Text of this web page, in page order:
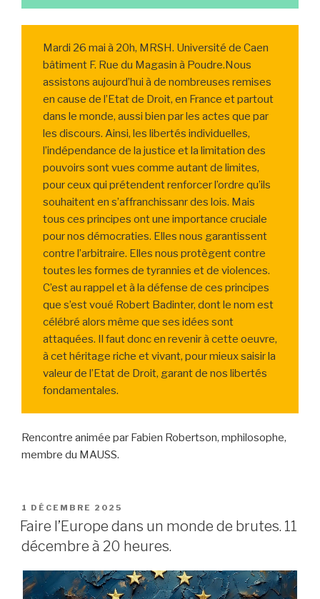
Mardi 26 mai à 20h, MRSH. Université de Caen
bâtiment F. Rue du Magasin à Poudre.Nous
assistons aujourd’hui à de nombreuses remises
en cause de l’Etat de Droit, en France et partout
dans le monde, aussi bien par les actes que par
les discours. Ainsi, les libertés individuelles,
l’indépendance de la justice et la limitation des
pouvoirs sont vues comme autant de limites,
pour ceux qui prétendent renforcer l’ordre qu’ils
souhaitent en s’affranchissanr des lois. Mais
tous ces principes ont une importance cruciale
pour nos démocraties. Elles nous garantissent
contre l’arbitraire. Elles nous protègent contre
toutes les formes de tyrannies et de violences.
C’est au rappel et à la défense de ces principes
que s’est voué Robert Badinter, dont le nom est
célébré alors même que ses idées sont
attaquées. Il faut donc en revenir à cette oeuvre,
à cet héritage riche et vivant, pour mieux saisir la
valeur de l’Etat de Droit, garant de nos libertés
fondamentales.
Rencontre animée par Fabien Robertson, mphilosophe,
membre du MAUSS.
PUBLIÉ
LE
1 DÉCEMBRE 2025
Faire l’Europe dans un monde de brutes. 11
décembre à 20 heures.